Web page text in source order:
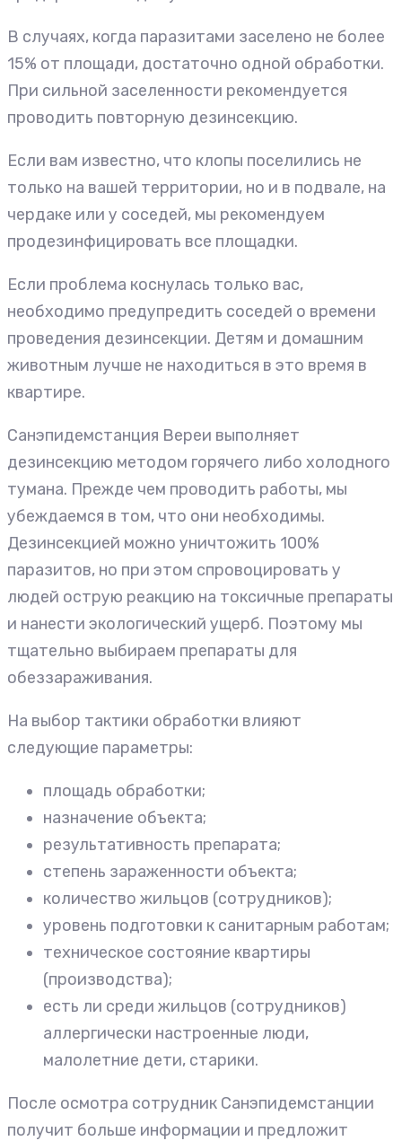
В случаях, когда паразитами заселено не более
15% от площади, достаточно одной обработки.
При сильной заселенности рекомендуется
проводить повторную дезинсекцию.
Если вам известно, что клопы поселились не
только на вашей территории, но и в подвале, на
чердаке или у соседей, мы рекомендуем
продезинфицировать все площадки.
Если проблема коснулась только вас,
необходимо предупредить соседей о времени
проведения дезинсекции. Детям и домашним
животным лучше не находиться в это время в
квартире.
Санэпидемстанция Вереи выполняет
дезинсекцию методом горячего либо холодного
тумана. Прежде чем проводить работы, мы
убеждаемся в том, что они необходимы.
Дезинсекцией можно уничтожить 100%
паразитов, но при этом спровоцировать у
людей острую реакцию на токсичные препараты
и нанести экологический ущерб. Поэтому мы
тщательно выбираем препараты для
обеззараживания.
На выбор тактики обработки влияют
следующие параметры:
площадь обработки;
назначение объекта;
результативность препарата;
степень зараженности объекта;
количество жильцов (сотрудников);
уровень подготовки к санитарным работам;
техническое состояние квартиры
(производства);
есть ли среди жильцов (сотрудников)
аллергически настроенные люди,
малолетние дети, старики.
После осмотра сотрудник Санэпидемстанции
получит больше информации и предложит